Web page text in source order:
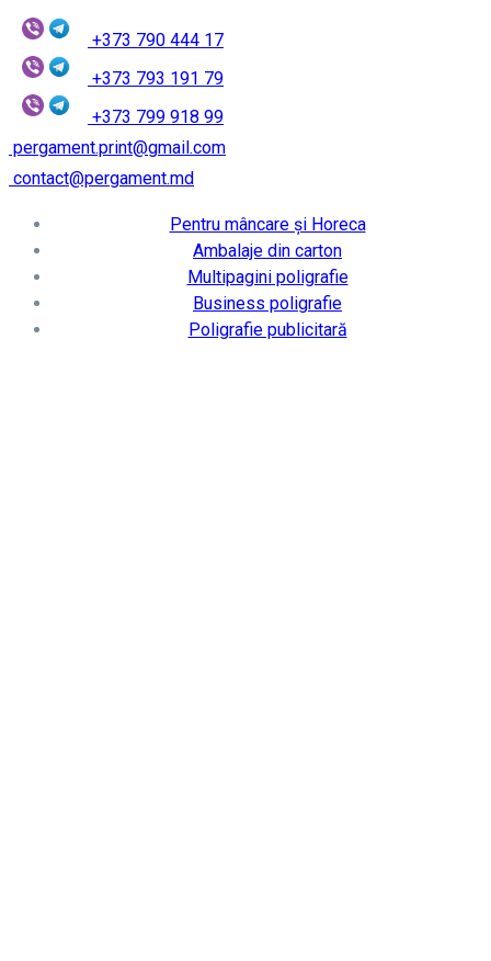
+373 790 444 17
+373 793 191 79
+373 799 918 99
pergament.print@gmail.com
contact@pergament.md
Pentru mâncare și Horeca
Ambalaje din carton
Multipagini poligrafie
Business poligrafie
Poligrafie publicitară